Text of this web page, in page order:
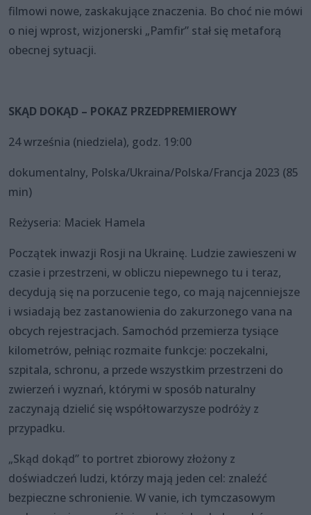
filmowi nowe, zaskakujące znaczenia. Bo choć nie mówi
o niej wprost, wizjonerski „Pamfir” stał się metaforą
obecnej sytuacji.
SKĄD DOKĄD – POKAZ PRZEDPREMIEROWY
24 września (niedziela), godz. 19:00
dokumentalny, Polska/Ukraina/Polska/Francja 2023 (85
min)
Reżyseria: Maciek Hamela
Początek inwazji Rosji na Ukrainę. Ludzie zawieszeni w
czasie i przestrzeni, w obliczu niepewnego tu i teraz,
decydują się na porzucenie tego, co mają najcenniejsze
i wsiadają bez zastanowienia do zakurzonego vana na
obcych rejestracjach. Samochód przemierza tysiące
kilometrów, pełniąc rozmaite funkcje: poczekalni,
szpitala, schronu, a przede wszystkim przestrzeni do
zwierzeń i wyznań, którymi w sposób naturalny
zaczynają dzielić się współtowarzysze podróży z
przypadku.
„Skąd dokąd” to portret zbiorowy złożony z
doświadczeń ludzi, którzy mają jeden cel: znaleźć
bezpieczne schronienie. W vanie, ich tymczasowym